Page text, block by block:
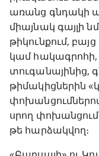
առանց գնդակի
միայնակ գայլի
թիկունքում,
կամ հակագրոհի,
տուգանայինից,
թիմակիցներին
սրող փոխանցում
թե հարձակվող։